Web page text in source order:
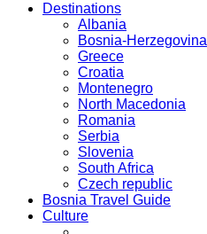
Destinations
Albania
Bosnia-Herzegovina
Greece
Croatia
Montenegro
North Macedonia
Romania
Serbia
Slovenia
South Africa
Czech republic
Bosnia Travel Guide
Culture